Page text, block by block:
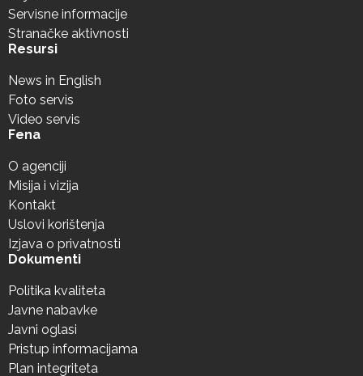
Servisne informacije
Stranačke aktivnosti
Resursi
News in English
Foto servis
Video servis
Fena
O agenciji
Misija i vizija
Kontakt
Uslovi korištenja
Izjava o privatnosti
Dokumenti
Politika kvaliteta
Javne nabavke
Javni oglasi
Pristup informacijama
Plan integriteta